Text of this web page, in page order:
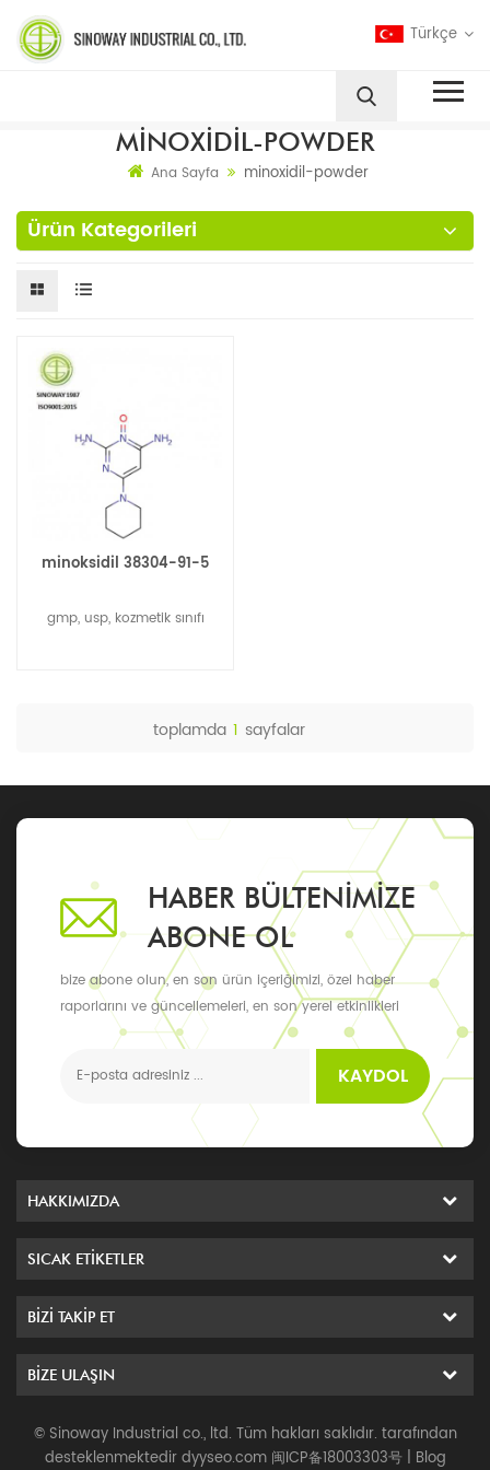
Türkçe
MINOXIDIL-POWDER
Ana Sayfa minoxidil-powder
Ürün Kategorileri
minoksidil 38304-91-5
gmp, usp, kozmetik sınıfı
toplamda 1 sayfalar
HABER BÜLTENIMIZE
ABONE OL
bize abone olun, en son ürün içeriğimizi, özel haber
raporlarını ve güncellemeleri, en son yerel etkinlikleri
alabilirsiniz
KAYDOL
HAKKIMIZDA
SICAK ETIKETLER
BIZI TAKIP ET
BIZE ULAŞIN
© Sinoway Industrial co., ltd. Tüm hakları saklıdır. tarafından
desteklenmektedirdyyseo.com 闽ICP备18003303号| Blog